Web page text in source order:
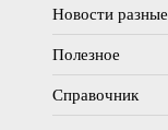
Новости разные
Полезное
Справочник